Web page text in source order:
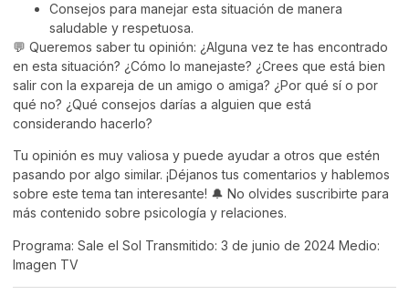
Consejos para manejar esta situación de manera
saludable y respetuosa.
💬 Queremos saber tu opinión: ¿Alguna vez te has encontrado
en esta situación? ¿Cómo lo manejaste? ¿Crees que está bien
salir con la expareja de un amigo o amiga? ¿Por qué sí o por
qué no? ¿Qué consejos darías a alguien que está
considerando hacerlo?
Tu opinión es muy valiosa y puede ayudar a otros que estén
pasando por algo similar. ¡Déjanos tus comentarios y hablemos
sobre este tema tan interesante! 🔔 No olvides suscribirte para
más contenido sobre psicología y relaciones.
Programa: Sale el Sol Transmitido: 3 de junio de 2024 Medio:
Imagen TV